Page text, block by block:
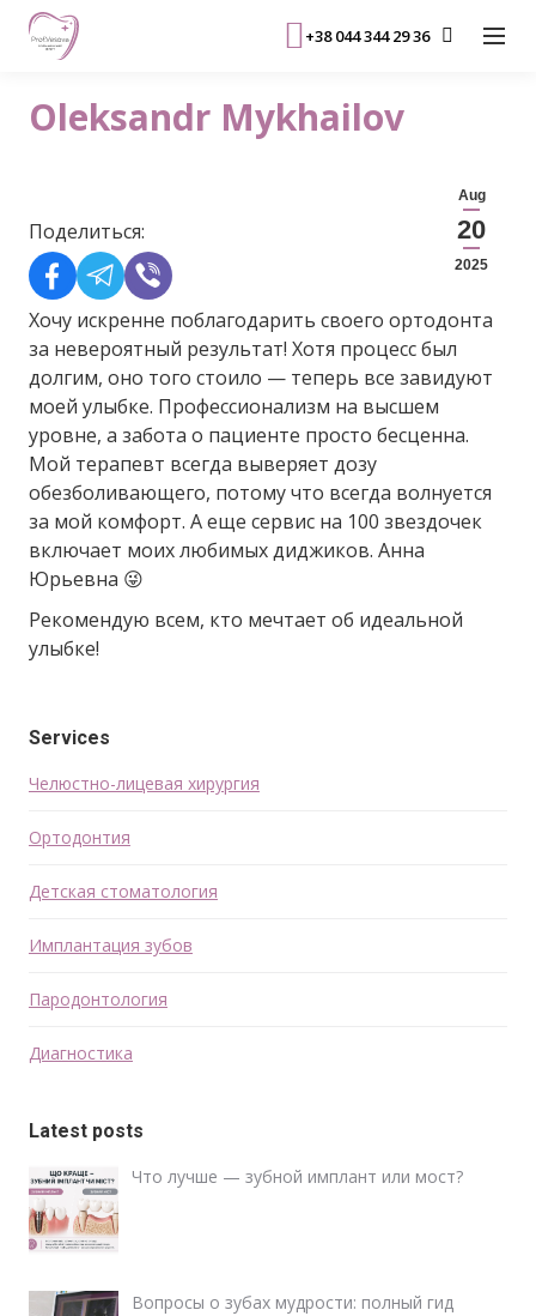
+38 044 344 29 36
Oleksandr Mykhailov
Aug
20
2025
Поделиться:
Хочу искренне поблагодарить своего ортодонта
за невероятный результат! Хотя процесс был
долгим, оно того стоило — теперь все завидуют
моей улыбке. Профессионализм на высшем
уровне, а забота о пациенте просто бесценна.
Мой терапевт всегда выверяет дозу
обезболивающего, потому что всегда волнуется
за мой комфорт. А еще сервис на 100 звездочек
включает моих любимых диджиков. Анна
Юрьевна 😜
Рекомендую всем, кто мечтает об идеальной
улыбке!
Services
Челюстно-лицевая хирургия
Ортодонтия
Детская стоматология
Имплантация зубов
Пародонтология
Диагностика
Latest posts
Что лучше — зубной имплант или мост?
Вопросы о зубах мудрости: полный гид